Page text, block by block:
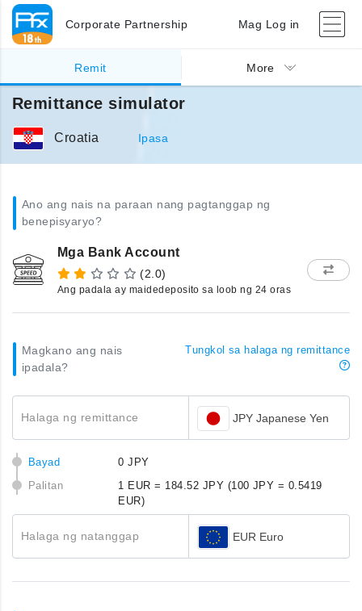
Corporate Partnership Mag Log in
Remit More
Remittance simulator
Croatia Ipasa
Ano ang nais na paraan nang pagtanggap ng
benepisyaryo?
Mga Bank Account
(2.0)
Ang padala ay maidedeposito sa loob ng 24 oras
Magkano ang nais
ipadala?
Tungkol sa halaga ng remittance
Halaga ng remittance JPY Japanese Yen
Bayad
0 JPY
Palitan
1 EUR = 184.52 JPY (100 JPY = 0.5419
EUR)
Halaga ng natanggap EUR Euro